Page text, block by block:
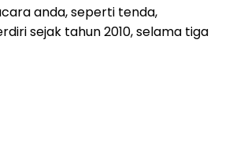
anda, seperti tenda,
sejak tahun 2010, selama tiga